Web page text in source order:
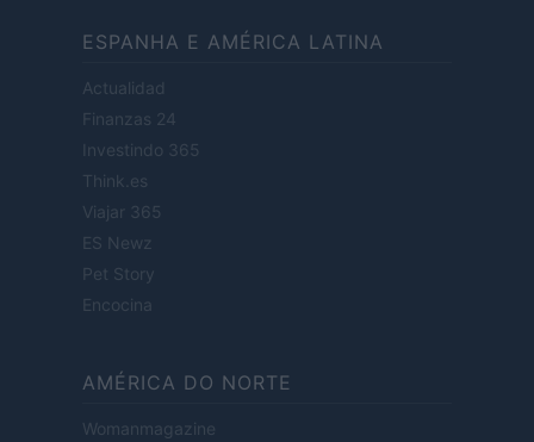
ESPANHA E AMÉRICA LATINA
Actualidad
Finanzas 24
Investindo 365
Think.es
Viajar 365
ES Newz
Pet Story
Encocina
AMÉRICA DO NORTE
Womanmagazine